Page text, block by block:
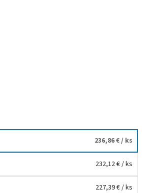
236,86 €/ ks
232,12 €/ ks
227,39 €/ ks